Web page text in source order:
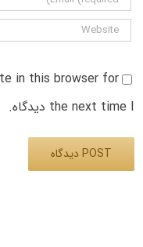
in this browser for
the next time I دیدگاه.